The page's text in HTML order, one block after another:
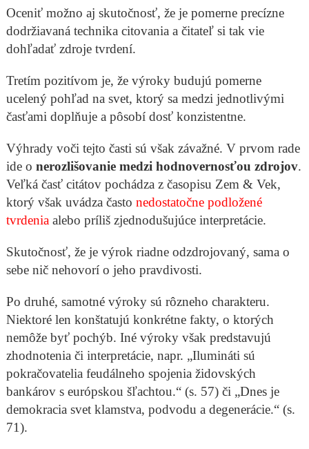
Oceniť možno aj skutočnosť, že je pomerne precízne
dodržiavaná technika citovania a čitateľ si tak vie
dohľadať zdroje tvrdení.
Tretím pozitívom je, že výroky budujú pomerne
ucelený pohľad na svet, ktorý sa medzi jednotlivými
časťami doplňuje a pôsobí dosť konzistentne.
Výhrady voči tejto časti sú však závažné. V prvom rade
ide o nerozlišovanie medzi hodnovernosťou zdrojov.
Veľká časť citátov pochádza z časopisu Zem & Vek,
ktorý však uvádza často nedostatočne podložené
tvrdeniaalebo príliš zjednodušujúce interpretácie.
Skutočnosť, že je výrok riadne odzdrojovaný, sama o
sebe nič nehovorí o jeho pravdivosti.
Po druhé, samotné výroky sú rôzneho charakteru.
Niektoré len konštatujú konkrétne fakty, o ktorých
nemôže byť pochýb. Iné výroky však predstavujú
zhodnotenia či interpretácie, napr. „Ilumináti sú
pokračovatelia feudálneho spojenia židovských
bankárov s európskou šľachtou.“ (s. 57) či „Dnes je
demokracia svet klamstva, podvodu a degenerácie.“ (s.
71).